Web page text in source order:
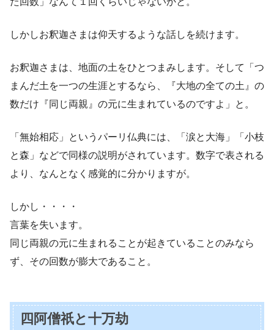
しかしお釈迦さまは仰天するような話しを続けます。
お釈迦さまは、地面の土をひとつまみします。そして「つ
まんだ土を一つの生涯とするなら、『大地の全ての土』の
数だけ『同じ両親』の元に生まれているのですよ」と。
「無始相応」というパーリ仏典には、「涙と大海」「小枝
と森」などで同様の説明がされています。数字で表される
より、なんとなく感覚的に分かりますが。
しかし・・・・
言葉を失います。
同じ両親の元に生まれることが起きていることのみなら
ず、その回数が膨大であること。
四阿僧祇と十万劫